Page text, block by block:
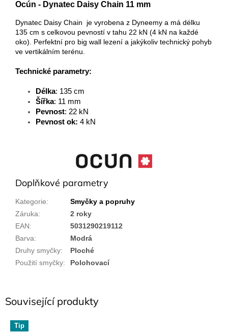
Související produkty
Tip
Ocún - Dynatec Daisy Chain 11 mm
Dynatec Daisy Chain je vyrobena z Dyneemy a má délku
135 cm s celkovou pevností v tahu 22 kN (4 kN na každé
oko). Perfektní pro big wall lezení a jakýkoliv technický pohyb
ve vertikálním terénu.
Technické parametry:
Délka: 135 cm
Šířka: 11 mm
Pevnost: 22 kN
Pevnost ok: 4 kN
Doplňkové parametry
Kategorie:
Smyčky a popruhy
Záruka:
2 roky
EAN:
5031290219112
Barva:
Modrá
Druhy smyčky:
Ploché
Použití smyčky: Polohovací